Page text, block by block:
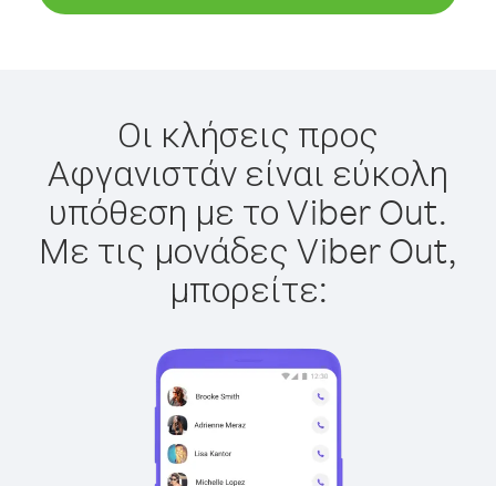
Οι κλήσεις προς
Αφγανιστάν είναι εύκολη
υπόθεση με το Viber Out.
Με τις μονάδες Viber Out,
μπορείτε: